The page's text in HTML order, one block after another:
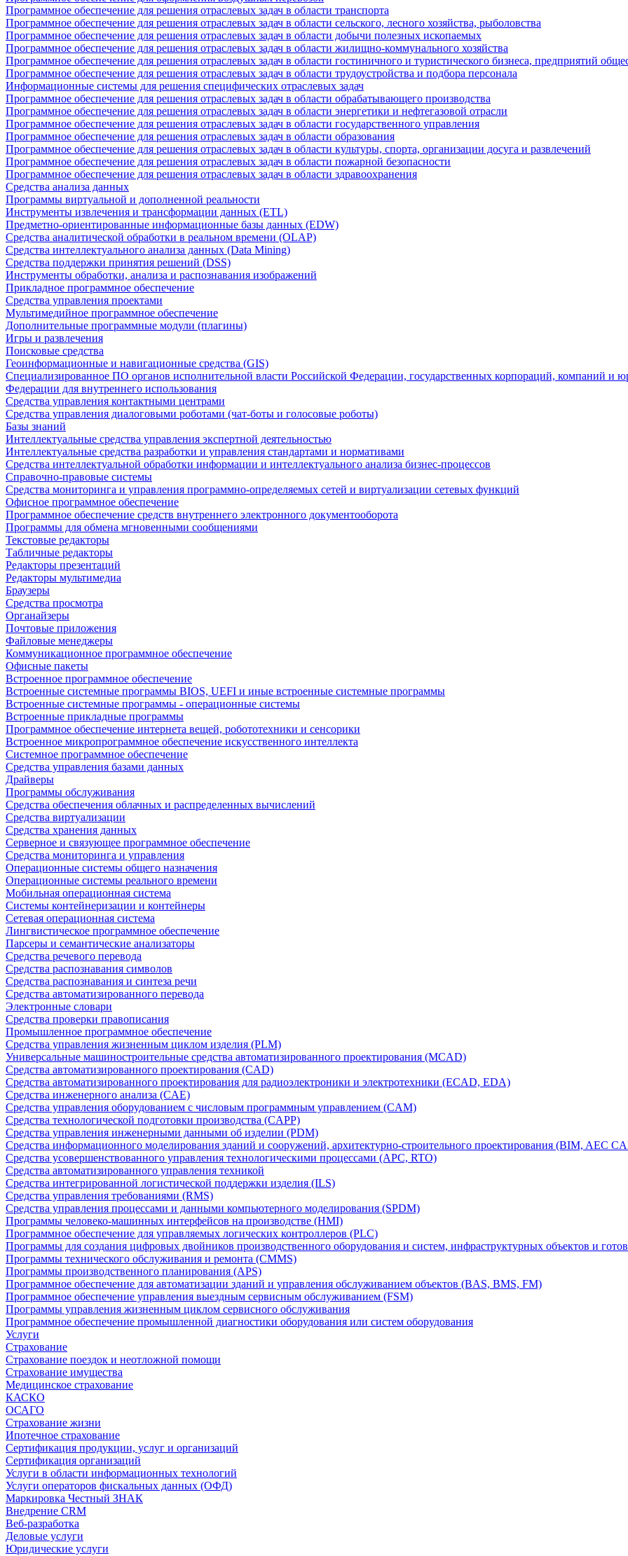
Программное обеспечение для решения отраслевых задач в области транспорта
Программное обеспечение для решения отраслевых задач в области сельского, лесного хозяйства, рыболовства
Программное обеспечение для решения отраслевых задач в области добычи полезных ископаемых
Программное обеспечение для решения отраслевых задач в области жилищно-коммунального хозяйства
Программное обеспечение для решения отраслевых задач в области гостиничного и туристического бизнеса, предприятий
Программное обеспечение для решения отраслевых задач в области трудоустройства и подбора персонала
Информационные системы для решения специфических отраслевых задач
Программное обеспечение для решения отраслевых задач в области обрабатывающего производства
Программное обеспечение для решения отраслевых задач в области энергетики и нефтегазовой отрасли
Программное обеспечение для решения отраслевых задач в области государственного управления
Программное обеспечение для решения отраслевых задач в области образования
Программное обеспечение для решения отраслевых задач в области культуры, спорта, организации досуга и развлечений
Программное обеспечение для решения отраслевых задач в области пожарной безопасности
Программное обеспечение для решения отраслевых задач в области здравоохранения
Средства анализа данных
Программы виртуальной и дополненной реальности
Инструменты извлечения и трансформации данных (ETL)
Предметно-ориентированные информационные базы данных (EDW)
Средства аналитической обработки в реальном времени (OLAP)
Средства интеллектуального анализа данных (Data Mining)
Средства поддержки принятия решений (DSS)
Инструменты обработки, анализа и распознавания изображений
Прикладное программное обеспечение
Средства управления проектами
Мультимедийное программное обеспечение
Дополнительные программные модули (плагины)
Игры и развлечения
Поисковые средства
Геоинформационные и навигационные средства (GIS)
Специализированное ПО органов исполнительной власти Российской Федерации, государственных корпораций, компаний и
Федерации для внутреннего использования
Средства управления контактными центрами
Средства управления диалоговыми роботами (чат-боты и голосовые роботы)
Базы знаний
Интеллектуальные средства управления экспертной деятельностью
Интеллектуальные средства разработки и управления стандартами и нормативами
Средства интеллектуальной обработки информации и интеллектуального анализа бизнес-процессов
Справочно-правовые системы
Средства мониторинга и управления программно-определяемых сетей и виртуализации сетевых функций
Офисное программное обеспечение
Программное обеспечение средств внутреннего электронного документооборота
Программы для обмена мгновенными сообщениями
Текстовые редакторы
Табличные редакторы
Редакторы презентаций
Редакторы мультимедиа
Браузеры
Средства просмотра
Органайзеры
Почтовые приложения
Файловые менеджеры
Коммуникационное программное обеспечение
Офисные пакеты
Встроенное программное обеспечение
Встроенные системные программы BIOS, UEFI и иные встроенные системные программы
Встроенные системные программы - операционные системы
Встроенные прикладные программы
Программное обеспечение интернета вещей, робототехники и сенсорики
Встроенное микропрограммное обеспечение искусственного интеллекта
Системное программное обеспечение
Средства управления базами данных
Драйверы
Программы обслуживания
Средства обеспечения облачных и распределенных вычислений
Средства виртуализации
Средства хранения данных
Серверное и связующее программное обеспечение
Средства мониторинга и управления
Операционные системы общего назначения
Операционные системы реального времени
Мобильная операционная система
Системы контейнеризации и контейнеры
Сетевая операционная система
Лингвистическое программное обеспечение
Парсеры и семантические анализаторы
Средства речевого перевода
Средства распознавания символов
Средства распознавания и синтеза речи
Средства автоматизированного перевода
Электронные словари
Средства проверки правописания
Промышленное программное обеспечение
Средства управления жизненным циклом изделия (PLM)
Универсальные машиностроительные средства автоматизированного проектирования (MCAD)
Средства автоматизированного проектирования (CAD)
Средства автоматизированного проектирования для радиоэлектроники и электротехники (ECAD, EDA)
Средства инженерного анализа (CAE)
Средства управления оборудованием с числовым программным управлением (CAM)
Средства технологической подготовки производства (CAPP)
Средства управления инженерными данными об изделии (PDM)
Средства информационного моделирования зданий и сооружений, архитектурно-строительного проектирования (BIM, AEC
Средства усовершенствованного управления технологическими процессами (APC, RTO)
Средства автоматизированного управления техникой
Средства интегрированной логистической поддержки изделия (ILS)
Средства управления требованиями (RMS)
Средства управления процессами и данными компьютерного моделирования (SPDM)
Программы человеко-машинных интерфейсов на производстве (HMI)
Программное обеспечение для управляемых логических контроллеров (PLC)
Программы для создания цифровых двойников производственного оборудования и систем, инфраструктурных объектов и
Программы технического обслуживания и ремонта (CMMS)
Программы производственного планирования (APS)
Программное обеспечение для автоматизации зданий и управления обслуживанием объектов (BAS, BMS, FM)
Программное обеспечение управления выездным сервисным обслуживанием (FSM)
Программы управления жизненным циклом сервисного обслуживания
Программное обеспечение промышленной диагностики оборудования или систем оборудования
Услуги
Страхование
Страхование поездок и неотложной помощи
Страхование имущества
Медицинское страхование
КАСКО
ОСАГО
Страхование жизни
Ипотечное страхование
Сертификация продукции, услуг и организаций
Сертификация организаций
Услуги в области информационных технологий
Услуги операторов фискальных данных (ОФД)
Маркировка Честный ЗНАК
Внедрение CRM
Веб-разработка
Деловые услуги
Юридические услуги